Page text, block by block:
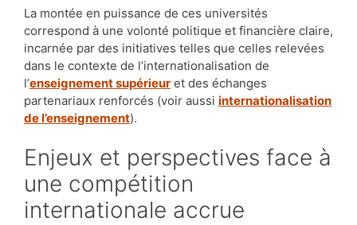
La montée en puissance de ces universités
correspond à une volonté politique et financière claire,
incarnée par des initiatives telles que celles relevées
dans le contexte de l’internationalisation de
l’enseignement supérieur et des échanges
partenariaux renforcés (voir aussi internationalisation
de l’enseignement).
Enjeux et perspectives face à
une compétition
internationale accrue